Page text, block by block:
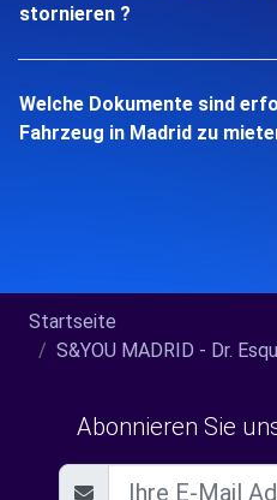
stornieren ?
Welche Dokumente sind
Fahrzeug in Madrid zu
Startseite
S&YOU MADRID - Dr.
Abonnieren Sie